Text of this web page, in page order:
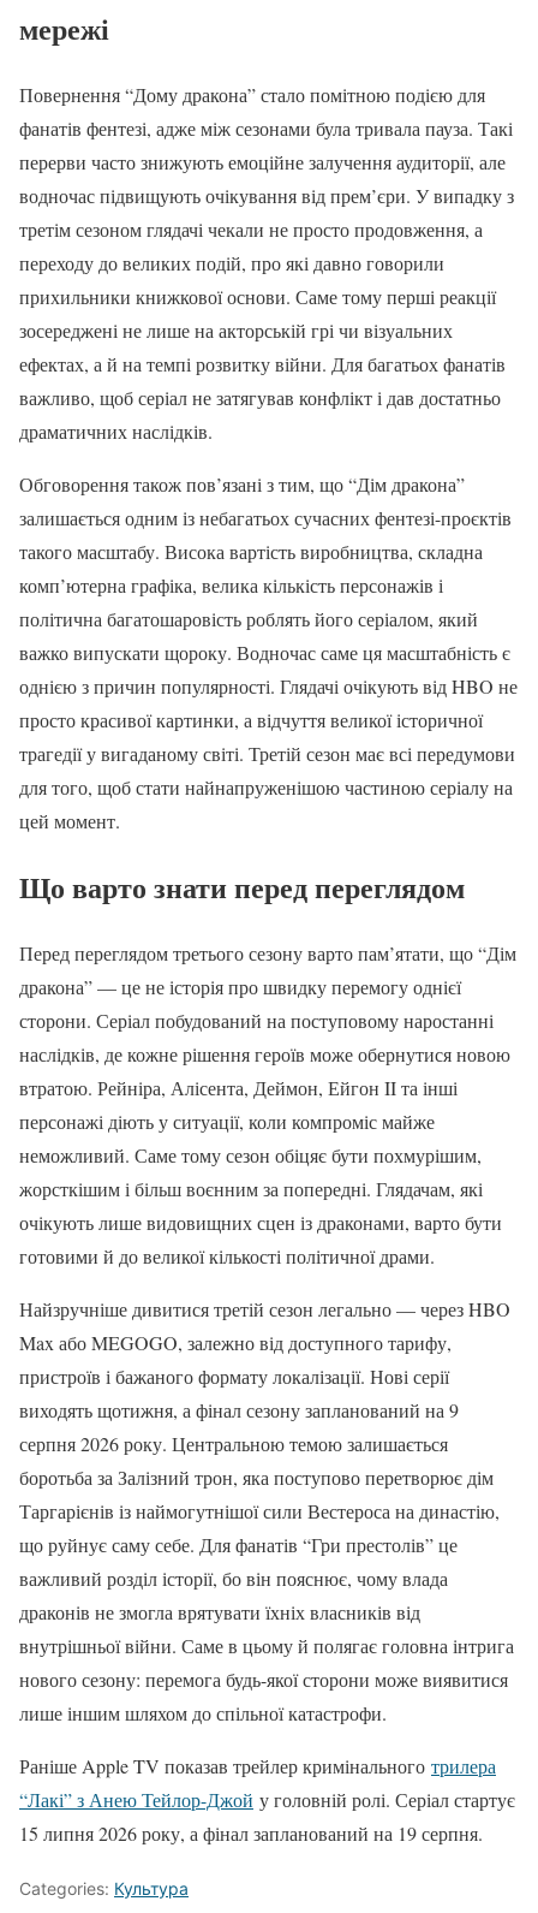
мережі
Повернення “Дому дракона” стало помітною подією для
фанатів фентезі, адже між сезонами була тривала пауза. Такі
перерви часто знижують емоційне залучення аудиторії, але
водночас підвищують очікування від прем’єри. У випадку з
третім сезоном глядачі чекали не просто продовження, а
переходу до великих подій, про які давно говорили
прихильники книжкової основи. Саме тому перші реакції
зосереджені не лише на акторській грі чи візуальних
ефектах, а й на темпі розвитку війни. Для багатьох фанатів
важливо, щоб серіал не затягував конфлікт і дав достатньо
драматичних наслідків.
Обговорення також пов’язані з тим, що “Дім дракона”
залишається одним із небагатьох сучасних фентезі-проєктів
такого масштабу. Висока вартість виробництва, складна
комп’ютерна графіка, велика кількість персонажів і
політична багатошаровість роблять його серіалом, який
важко випускати щороку. Водночас саме ця масштабність є
однією з причин популярності. Глядачі очікують від HBO не
просто красивої картинки, а відчуття великої історичної
трагедії у вигаданому світі. Третій сезон має всі передумови
для того, щоб стати найнапруженішою частиною серіалу на
цей момент.
Що варто знати перед переглядом
Перед переглядом третього сезону варто пам’ятати, що “Дім
дракона” — це не історія про швидку перемогу однієї
сторони. Серіал побудований на поступовому наростанні
наслідків, де кожне рішення героїв може обернутися новою
втратою. Рейніра, Алісента, Деймон, Ейгон II та інші
персонажі діють у ситуації, коли компроміс майже
неможливий. Саме тому сезон обіцяє бути похмурішим,
жорсткішим і більш воєнним за попередні. Глядачам, які
очікують лише видовищних сцен із драконами, варто бути
готовими й до великої кількості політичної драми.
Найзручніше дивитися третій сезон легально — через HBO
Max або MEGOGO, залежно від доступного тарифу,
пристроїв і бажаного формату локалізації. Нові серії
виходять щотижня, а фінал сезону запланований на 9
серпня 2026 року. Центральною темою залишається
боротьба за Залізний трон, яка поступово перетворює дім
Таргарієнів із наймогутнішої сили Вестероса на династію,
що руйнує саму себе. Для фанатів “Гри престолів” це
важливий розділ історії, бо він пояснює, чому влада
драконів не змогла врятувати їхніх власників від
внутрішньої війни. Саме в цьому й полягає головна інтрига
нового сезону: перемога будь-якої сторони може виявитися
лише іншим шляхом до спільної катастрофи.
Раніше Apple TV показав трейлер кримінального трилера
“Лакі” з Анею Тейлор-Джой у головній ролі. Серіал стартує
15 липня 2026 року, а фінал запланований на 19 серпня.
Categories: Культура